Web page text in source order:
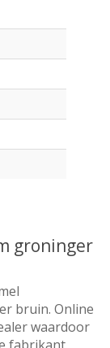
groninger
bruin. Online
waardoor